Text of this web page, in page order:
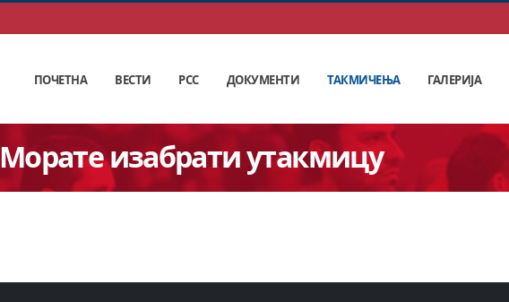
ПОЧЕТНА ВЕСТИ РСС ДОКУМЕНТИ ТАКМИЧЕЊА ГАЛЕРИЈА
Морате изабрати утакмицу